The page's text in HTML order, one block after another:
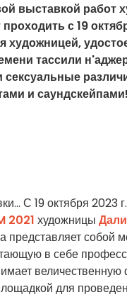
выставкой
с 19
тассили
и саундскейпами!
С 19 октября 2023
2021 художницы
представляет
в себе
для